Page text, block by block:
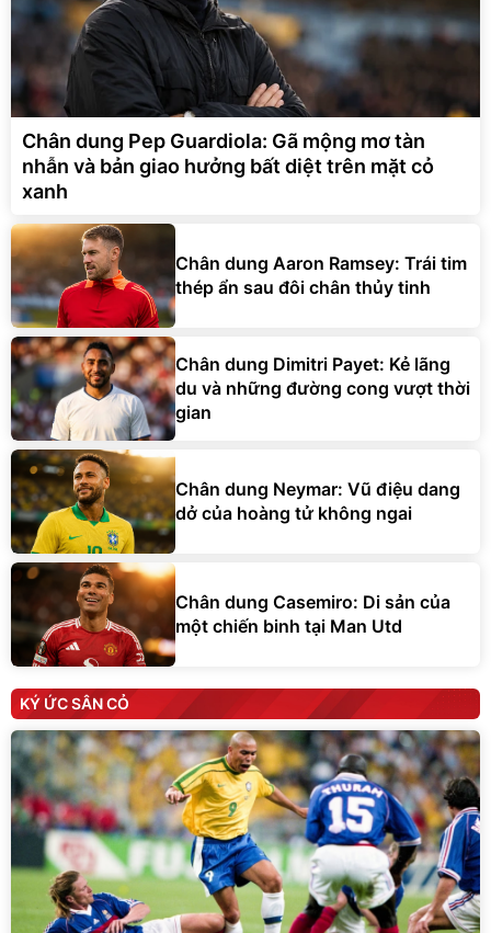
Chân dung Pep Guardiola: Gã mộng mơ tàn
nhẫn và bản giao hưởng bất diệt trên mặt cỏ
xanh
Chân dung Aaron Ramsey: Trái tim
thép ẩn sau đôi chân thủy tinh
Chân dung Dimitri Payet: Kẻ lãng
du và những đường cong vượt thời
gian
Chân dung Neymar: Vũ điệu dang
dở của hoàng tử không ngai
Chân dung Casemiro: Di sản của
một chiến binh tại Man Utd
KÝ ỨC SÂN CỎ